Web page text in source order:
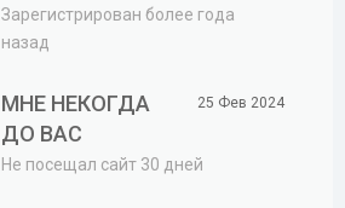
Зарегистрирован более года
назад
25 Фев 2024
МНЕ НЕКОГДА
ДО ВАС
Не посещал сайт 30 дней